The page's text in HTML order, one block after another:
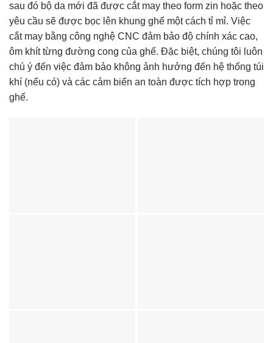
sau đó bộ da mới đã được cắt may theo form zin hoặc theo
yêu cầu sẽ được bọc lên khung ghế một cách tỉ mỉ. Việc
cắt may bằng công nghệ CNC đảm bảo độ chính xác cao,
ôm khít từng đường cong của ghế. Đặc biệt, chúng tôi luôn
chú ý đến việc đảm bảo không ảnh hưởng đến hệ thống túi
khí (nếu có) và các cảm biến an toàn được tích hợp trong
ghế.